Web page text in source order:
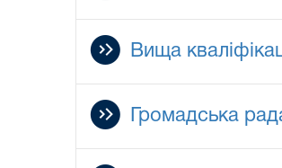
Вища
Громадська